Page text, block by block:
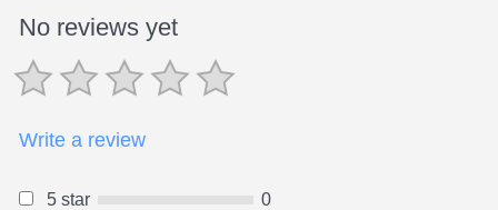
No reviews yet
Write a review
5 star 0